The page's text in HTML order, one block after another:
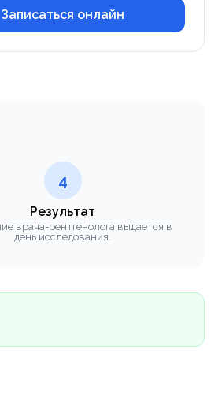
Записаться онлайн
4
Результат
врача-рентгенолога выдается в
день исследования.